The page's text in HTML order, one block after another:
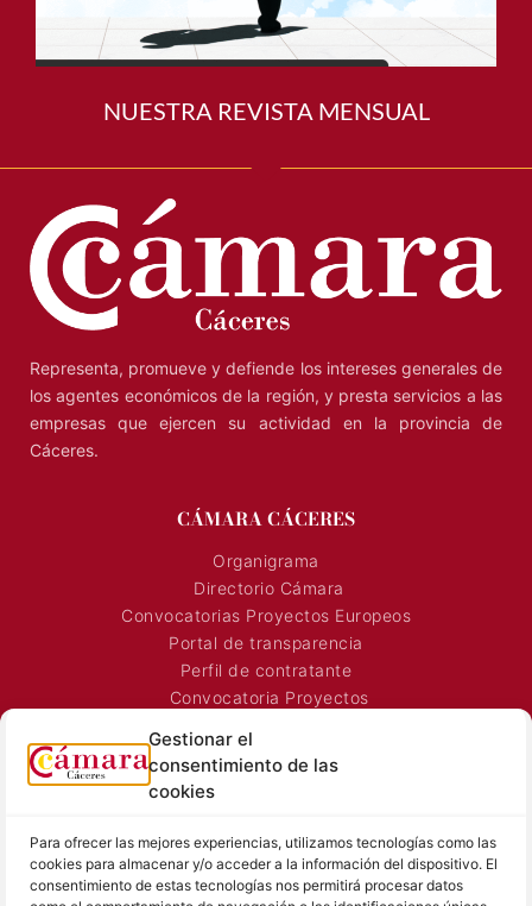
Gestionar el
consentimiento de las
cookies
Para ofrecer las mejores experiencias, utilizamos tecnologías como las
cookies para almacenar y/o acceder a la información del dispositivo. El
consentimiento de estas tecnologías nos permitirá procesar datos
NUESTRA REVISTA MENSUAL
Representa, promueve y defiende los intereses generales de
los agentes económicos de la región, y presta servicios a las
empresas que ejercen su actividad en la provincia de
Cáceres.
CÁMARA CÁCERES
Organigrama
Directorio Cámara
Convocatorias Proyectos Europeos
Portal de transparencia
Perfil de contratante
Convocatoria Proyectos
Horarios Comerciales
Señalización Comercial
SALA DE PRENSA
Noticias Cámara
TEXTOS LEGALES
Aviso Legal